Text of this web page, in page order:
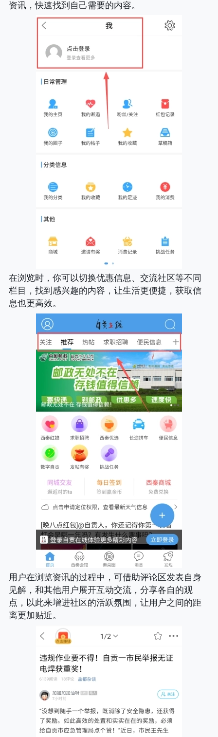
资讯，快速找到自己需要的内容。
在浏览时，你可以切换优惠信息、交流社区等不同
栏目，找到感兴趣的内容，让生活更便捷，获取信
息也更高效。
用户在浏览资讯的过程中，可借助评论区发表自身
见解，和其他用户展开互动交流，分享各自的观
点，以此来增进社区的活跃氛围，让用户之间的距
离更加贴近。